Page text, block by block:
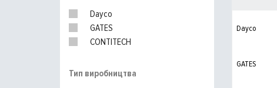
Dayco
GATES
CONTITECH
Тип виробництва
Dayco
GATES